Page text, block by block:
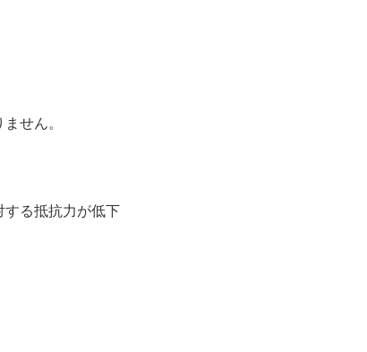
せん。
る抵抗力が低下